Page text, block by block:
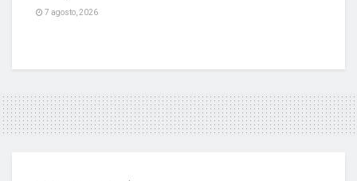
7 agosto, 2026